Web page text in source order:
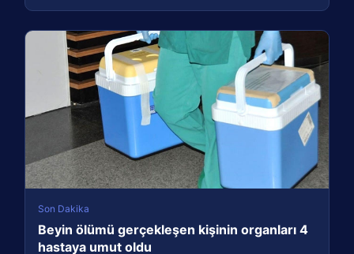
Son Dakika
Beyin ölümü gerçekleşen kişinin organları 4
hastaya umut oldu